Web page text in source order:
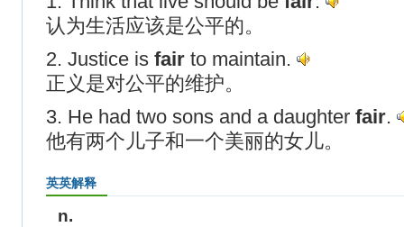
认为生活应该是公平的。
2. Justice is fair to maintain.
正义是对公平的维护。
3. He had two sons and a daughter fair.
他有两个儿子和一个美丽的女儿。
英英解释
n.